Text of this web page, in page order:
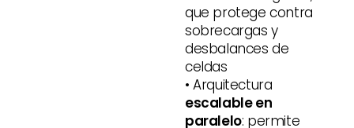
que protege contra
sobrecargas y
desbalances de
celdas
• Arquitectura
escalable en
paralelo: permite